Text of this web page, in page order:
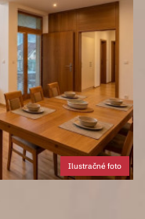
Ilustračné foto